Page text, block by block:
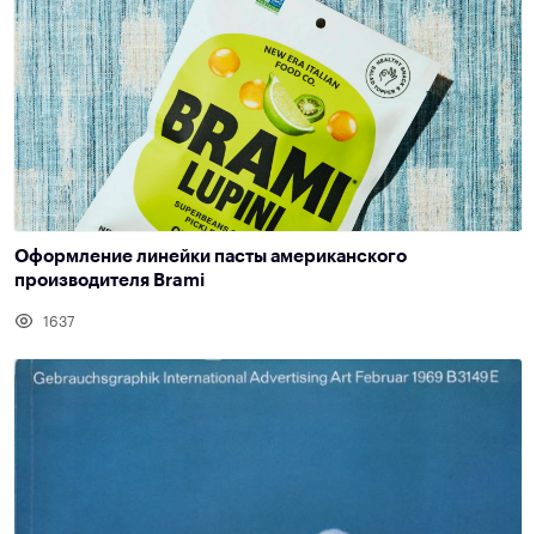
Оформление линейки пасты американского
производителя Brami
1637